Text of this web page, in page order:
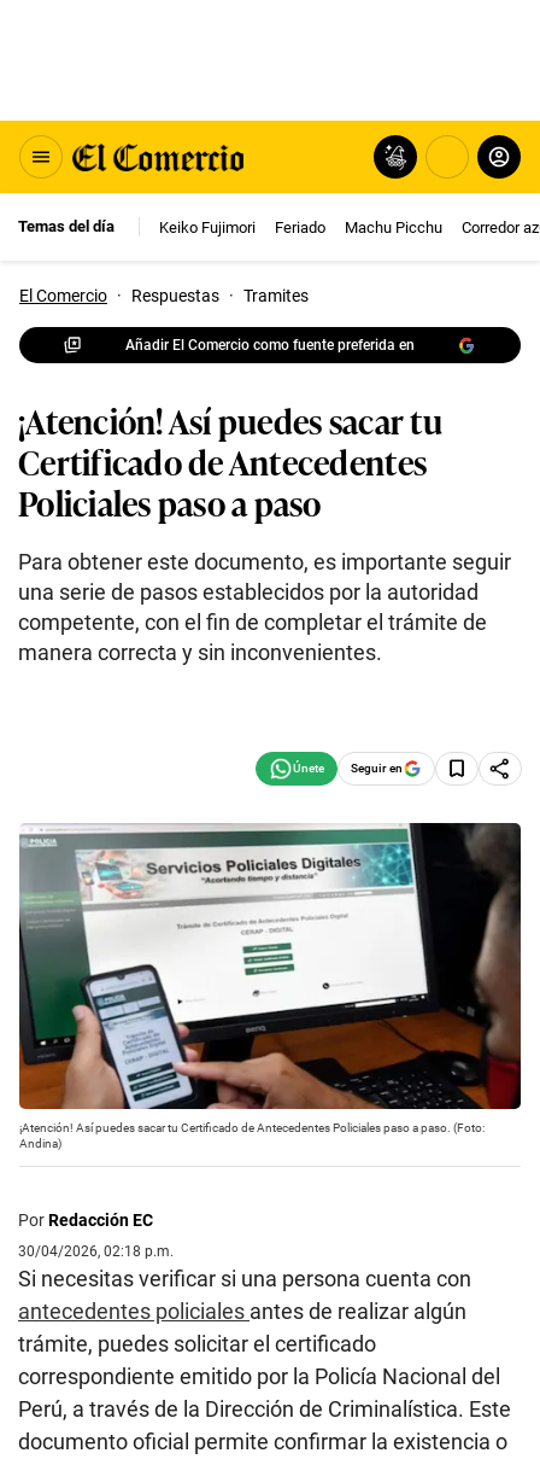
Temas del día Keiko Fujimori Feriado Machu Picchu Corredor
El Comercio · Respuestas · Tramites
Añadir El Comercio como fuente preferida en
¡Atención! Así puedes sacar tu
Certificado de Antecedentes
Policiales paso a paso
Para obtener este documento, es importante seguir
una serie de pasos establecidos por la autoridad
competente, con el fin de completar el trámite de
manera correcta y sin inconvenientes.
Seguir en
¡Atención! Así puedes sacar tu Certificado de Antecedentes Policiales paso a paso. (Foto:
Andina)
PorRedacción EC
30/04/2026, 02:18 p.m.
Si necesitas verificar si una persona cuenta con
antecedentes policiales antes de realizar algún
trámite, puedes solicitar el certificado
correspondiente emitido por la Policía Nacional del
Perú, a través de la Dirección de Criminalística. Este
documento oficial permite confirmar la existencia o